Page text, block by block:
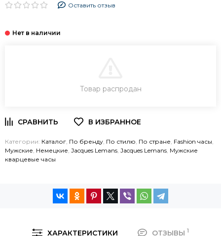
Оставить отзыв
ЗАКАЗ В ОДИН КЛИК
Товар распродан
Категории: Каталог По бренду По стилю По стране Fashion часы
Мужские Немецкие Jacques Lemans Jacques Lemans Мужские
кварцевые часы
ХАРАКТЕРИСТИКИ ОТЗЫВЫ 1